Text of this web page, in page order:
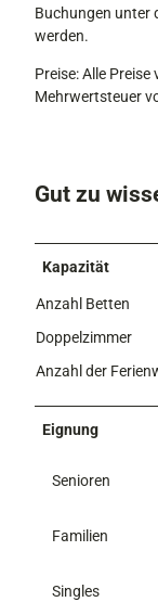
Buchungen unter
werden.
Preise: Alle
Mehrwertsteuer
Gut zu
Kapazität
Anzahl Betten
Doppelzimmer
Anzahl der
Eignung
Senioren
Familien
Singles